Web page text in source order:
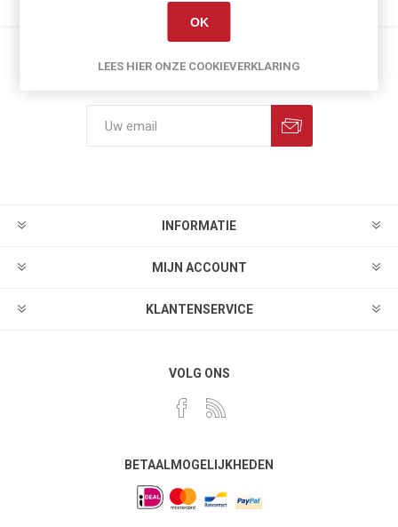
INFORMATIE
MIJN ACCOUNT
KLANTENSERVICE
VOLG ONS
BETAALMOGELIJKHEDEN
OK
LEES HIER ONZE COOKIEVERKLARING